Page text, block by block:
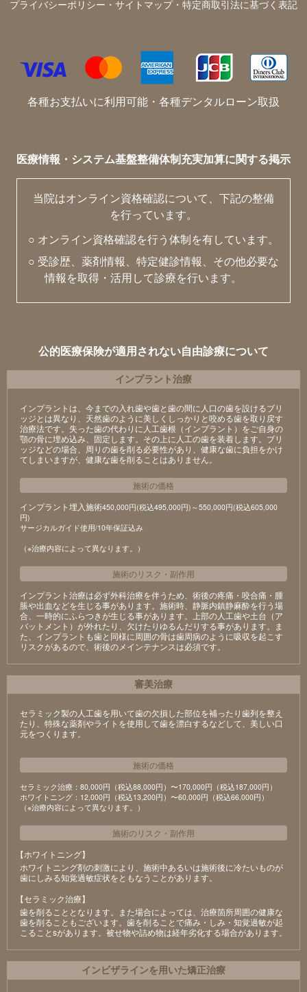
プライバシーポリシー・サイトマップ・特定商取引法に基づく表記
各種お支払いに利用可能・各種デンタルローン取扱
医療情報・システム基盤整備体制充実加算に関する掲示
当院はオンライン資格確認について、下記の整備
を行っています。
○ オンライン資格確認を行う体制を有しています。
○ 受診歴、薬剤情報、特定健診情報、その他必要な
情報を取得・活用して診療を行います。
公的医療保険が適用されない自由診療について
インプラント治療
インプラントは、今までの入れ歯や歯と歯の間に人口の歯を設けるブリ
ッジとは異なり、天然歯のように美しくしっかりと咬める歯を取り戻す
治療法です。失った歯の代わりに人工歯根（インプラント）をご自身の
顎の骨に埋め込み、固定します。その上に人工の歯を装着します。ブリ
ッジなどの場合、周りの歯を削る必要性があり、健康な歯に負担をかけ
てしまいますが、健康な歯を削ることはありません。
施術の価格
インプラント埋入施術450,000円(税込495,000円)～550,000円(税込605,000
円)
サージカルガイド使用/10年保証込み
（※治療内容によって異なります。）
施術のリスク ・ 副作用
インプラント治療は必ず外科治療を伴うため、術後の疼痛・咬合痛・腫
脹や出血などを生じる事があります。施術時、静脈内鎮静麻酔を行う場
合、一時的にふらつきが生じる事があります。上部の人工歯や土台（ア
バットメント）が外れたり、欠けたりゆるんだりする事があります。ま
た、インプラントも歯と同様に周囲の骨は歯周病のように吸収を起こす
リスクがあるので、術後のメインテナンスは必須です。
審美治療
セラミック製の⼈⼯⻭を⽤いて⻭の⽋損した部位を補ったり⻭列を整え
たり、特殊な薬剤やライトを使⽤して⻭を漂⽩するなどして、美しい⼝
元をつくります。
施術の価格
セラミック治療：80,000円（税込88,000円）〜170,000円（税込187,000円）
ホワイトニング：12,000円（税込13,200円）〜60,000円（税込66,000円）
（※治療内容によって異なります。）
施術のリスク ・ 副作用
【ホワイトニング】
ホワイトニング剤の刺激により、施術中あるいは施術後に冷たいものが
⻭にしみる知覚過敏症状をともなうことがあります。
【セラミック治療】
⻭を削ることとなります。また場合によっては、治療箇所周囲の健康な
⻭を削ることもございます。⻭を削ることで痛み・しみ・知覚過敏が起
こることsがあります。被せ物や詰め物は経年劣化する場合があります。
インビザラインを用いた矯正治療